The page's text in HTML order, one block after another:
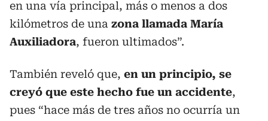
en una vía principal, más o menos a dos
kilómetros de una zona llamada María
Auxiliadora, fueron ultimados”.
También reveló que, en un principio, se
creyó que este hecho fue un accidente,
pues “hace más de tres años no ocurría un